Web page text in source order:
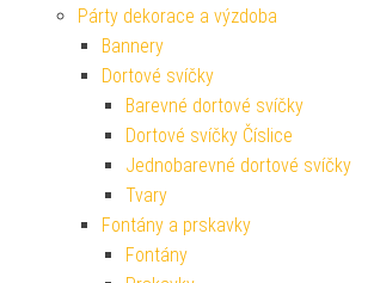
Párty dekorace a výzdoba
Bannery
Dortové svíčky
Barevné dortové svíčky
Dortové svíčky Číslice
Jednobarevné dortové svíčky
Tvary
Fontány a prskavky
Fontány